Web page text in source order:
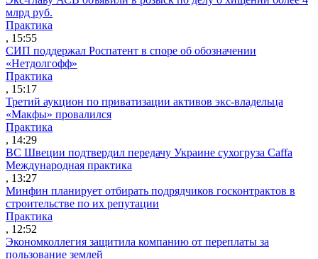
млрд руб.
Практика
, 15:55
СИП поддержал Роспатент в споре об обозначении
«Нетдолгофф»
Практика
, 15:17
Третий аукцион по приватизации активов экс-владельца
«Макфы» провалился
Практика
, 14:29
ВС Швеции подтвердил передачу Украине сухогруза Caffa
Международная практика
, 13:27
Минфин планирует отбирать подрядчиков госконтрактов в
строительстве по их репутации
Практика
, 12:52
Экономколлегия защитила компанию от переплаты за
пользование землей